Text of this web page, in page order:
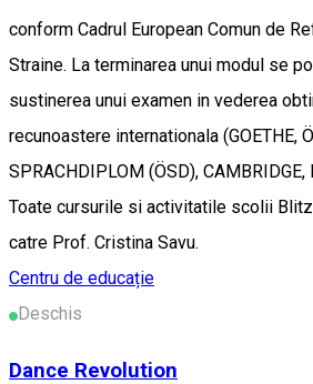
conform Cadrul European Comun de
Straine. La terminarea unui modul se
sustinerea unui examen in vederea
recunoastere internationala (GOETHE,
SPRACHDIPLOM (ÖSD), CAMBRIDGE,
Toate cursurile si activitatile scolii
catre Prof. Cristina Savu.
Centru de educație
Deschis
Dance Revolution